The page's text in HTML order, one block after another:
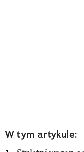
W tym artykule: